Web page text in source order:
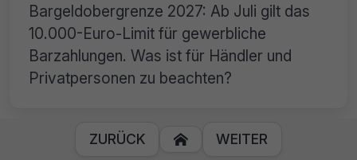
Bargeldobergrenze 2027: Ab Juli gilt das
10.000-Euro-Limit für gewerbliche
Barzahlungen. Was ist für Händler und
Privatpersonen zu beachten?
ZURÜCK  WEITER